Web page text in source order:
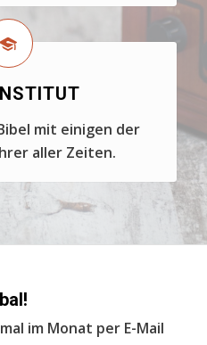
mit einigen der
aller Zeiten.
im Monat per E-Mail